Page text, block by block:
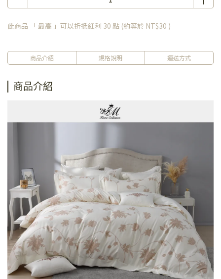
此商品 「 最高 」可以折抵紅利 30 點 (約等於 NT$30 )
商品介紹 規格說明 運送方式
商品介紹